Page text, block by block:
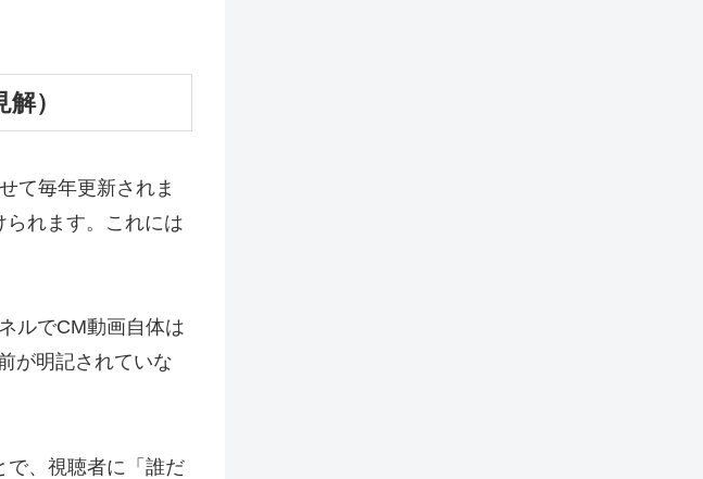
）
て毎年更新されま
れます。これには
ルでCM動画自体は
が明記されていな
で、視聴者に「誰だ